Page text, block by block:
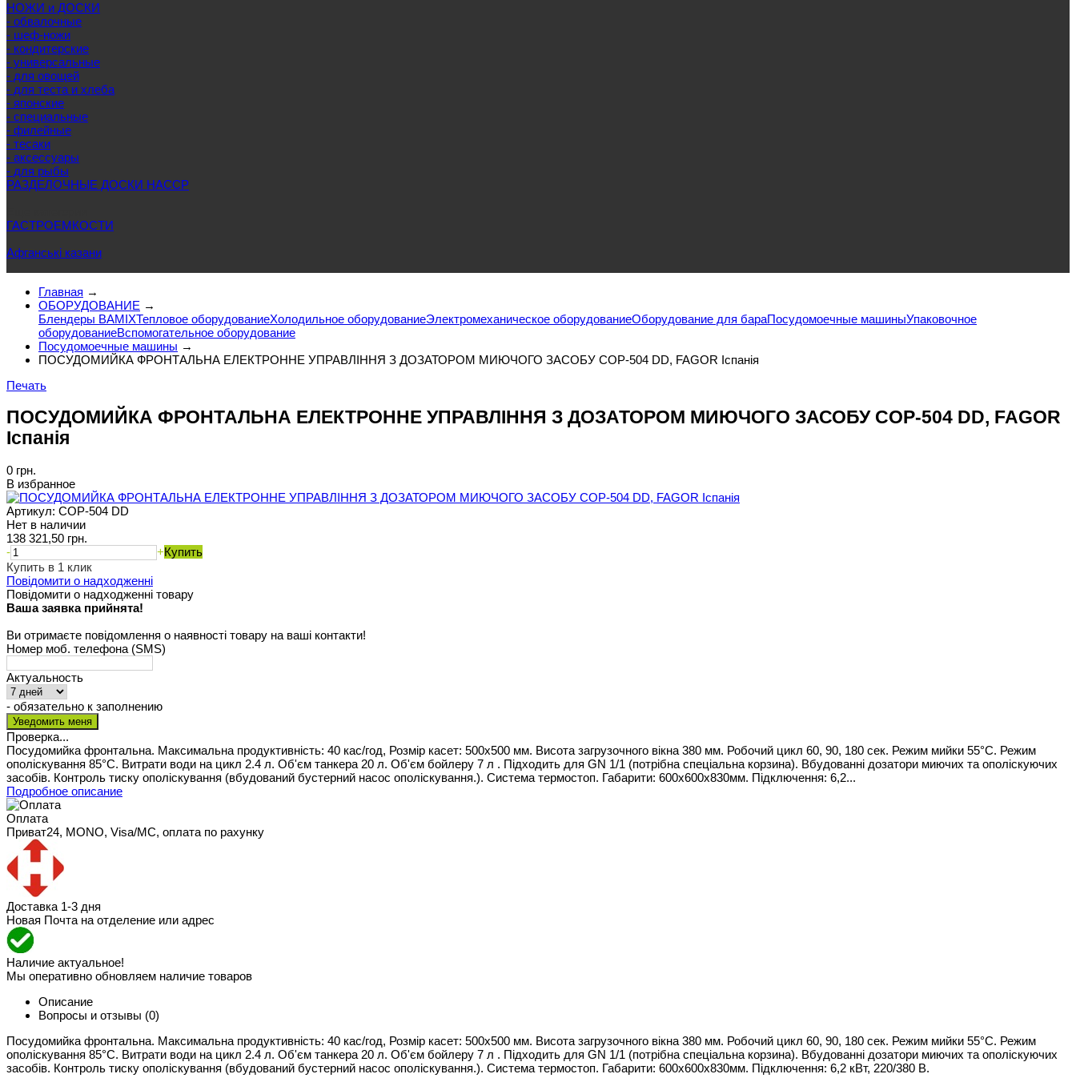
НОЖИ и ДОСКИ
- обвалочные
- шеф-ножи
- кондитерские
- универсальные
- для овощей
- для теста и хлеба
- японские
- специальные
- филейные
- тесаки
- аксессуары
- для рыбы
РАЗДЕЛОЧНЫЕ ДОСКИ HACCP
ГАСТРОЕМКОСТИ
Афганські казани
Главная →
ОБОРУДОВАНИЕ →
Блендеры BAMIXТепловое оборудованиеХолодильное оборудованиеЭлектромеханическое оборудованиеОборудование для бараПосудомоечные машиныУпаковочное
оборудованиеВспомогательное оборудование
Посудомоечные машины →
ПОСУДОМИЙКА ФРОНТАЛЬНА ЕЛЕКТРОННЕ УПРАВЛІННЯ З ДОЗАТОРОМ МИЮЧОГО ЗАСОБУ COP-504 DD, FAGOR Іспанія
Печать
ПОСУДОМИЙКА ФРОНТАЛЬНА ЕЛЕКТРОННЕ УПРАВЛІННЯ З ДОЗАТОРОМ МИЮЧОГО ЗАСОБУ COP-504 DD, FAGOR
Іспанія
0 грн.
В избранное
Артикул: COP-504 DD
Нет в наличии
138 321,50 грн.
-
+Купить
Купить в 1 клик
Повідомити о надходженні
Повідомити о надходженні товару
Ваша заявка прийнята!
Ви отримаєте повідомлення о наявності товару на ваші контакти!
Номер моб. телефона (SMS)
Актуальность
- обязательно к заполнению
Проверка...
Посудомийка фронтальна. Максимальна продуктивність: 40 кас/год, Розмір касет: 500х500 мм. Висота загрузочного вікна 380 мм. Робочий цикл 60, 90, 180 сек. Режим мийки 55°С. Режим
ополіскування 85°С. Витрати води на цикл 2.4 л. Об'єм танкера 20 л. Об'єм бойлеру 7 л . Підходить для GN 1/1 (потрібна спеціальна корзина). Вбудованні дозатори миючих та ополіскуючих
засобів. Контроль тиску ополіскування (вбудований бустерний насос ополіскування.). Система термостоп. Габарити: 600x600x830мм. Підключення: 6,2...
Подробное описание
Оплата
Приват24, MONO, Visa/MC, оплата по рахунку
Доставка 1-3 дня
Новая Почта на отделение или адрес
Наличие актуальное!
Мы оперативно обновляем наличие товаров
Описание
Вопросы и отзывы (0)
Посудомийка фронтальна. Максимальна продуктивність: 40 кас/год, Розмір касет: 500х500 мм. Висота загрузочного вікна 380 мм. Робочий цикл 60, 90, 180 сек. Режим мийки 55°С. Режим
ополіскування 85°С. Витрати води на цикл 2.4 л. Об'єм танкера 20 л. Об'єм бойлеру 7 л . Підходить для GN 1/1 (потрібна спеціальна корзина). Вбудованні дозатори миючих та ополіскуючих
засобів. Контроль тиску ополіскування (вбудований бустерний насос ополіскування.). Система термостоп. Габарити: 600x600x830мм. Підключення: 6,2 кВт, 220/380 В.